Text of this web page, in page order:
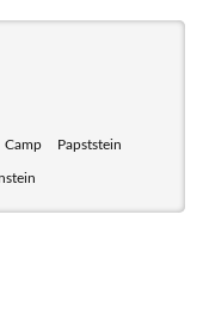
Camp Papststein